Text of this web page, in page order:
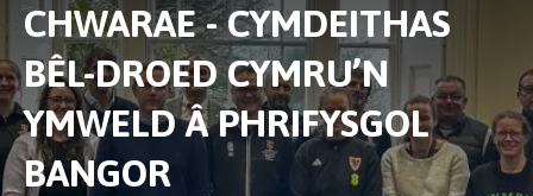
CHWARAE - CYMDEITHAS
BÊL-DROED CYMRU’N
YMWELD Â PHRIFYSGOL
BANGOR